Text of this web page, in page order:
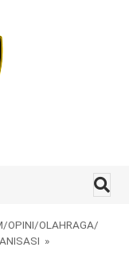
/OPINI/OLAHRAGA/
»